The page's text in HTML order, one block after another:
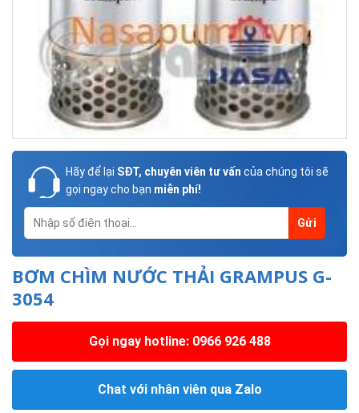
Hãy để lại SĐT, chuyên viên tư vấn của chúng tôi sẽ
gọi ngay cho bạn miễn phí!
BƠM CHÌM NƯỚC THẢI GRAMPUS G-
3054
Gọi ngay hotline: 0966 926 488
Chat với nhân viên qua Zalo